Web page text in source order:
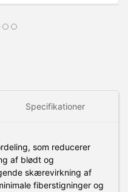
Specifikationer
som reducerer
af blødt og
skærevirkning af
fiberstigninger og